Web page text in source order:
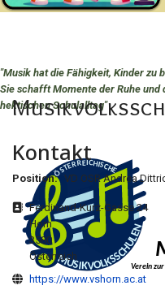
"Musik hat die Fähigkeit, Kinder zu
Sie schafft Momente der Ruhe und
hektischen Schulalltag"
Kontakt
Position: VD OSR Andrea
Adresse
Ferdinand-Kurz-Gasse 24
Horn
3580
Österreich
Website
https://www.vshorn.ac.at